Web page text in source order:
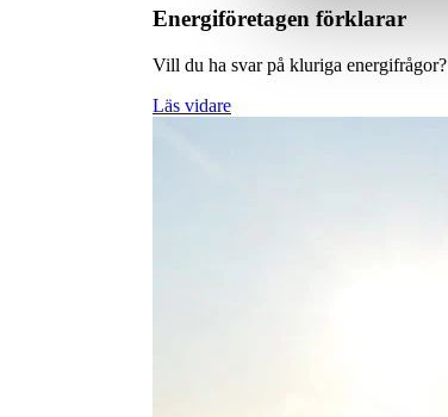
Energiföretagen förklarar
Vill du ha svar på kluriga energifrågor?
Läs vidare